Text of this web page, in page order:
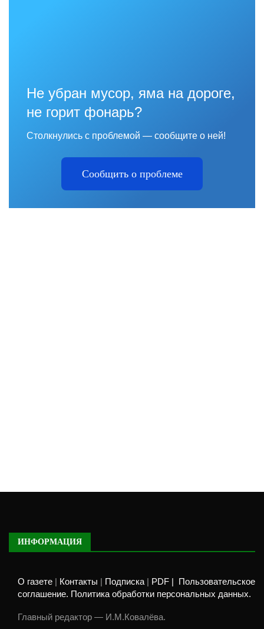
Не убран мусор, яма на дороге,
не горит фонарь?
Столкнулись с проблемой — сообщите о ней!
Сообщить о проблеме
ИНФОРМАЦИЯ
О газете | Контакты | Подписка | PDF | Пользовательское
соглашение. Политика обработки персональных данных.
Главный редактор — И.М.Ковалёва.